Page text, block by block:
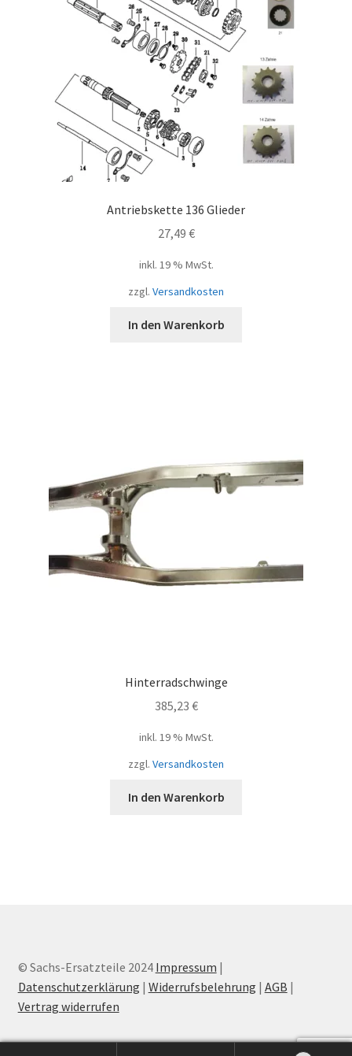
Antriebskette 136 Glieder
27,49 €
inkl. 19 % MwSt.
zzgl. Versandkosten
In den Warenkorb
Hinterradschwinge
385,23 €
inkl. 19 % MwSt.
zzgl. Versandkosten
In den Warenkorb
© Sachs-Ersatzteile 2024 Impressum |
Datenschutzerklärung | Widerrufsbelehrung | AGB |
Vertrag widerrufen